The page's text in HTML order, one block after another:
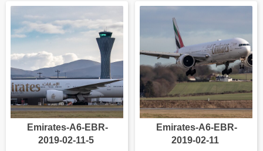
Emirates-A6-EBR-
2019-02-11-5
Emirates-A6-EBR-
2019-02-11